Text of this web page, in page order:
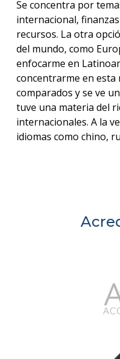
Se concentra por
internacional,
recursos. La otra
del mundo, como
enfocarme en
concentrarme en esta
comparados y se ve
tuve una materia del
internacionales. A la
idiomas como chino,